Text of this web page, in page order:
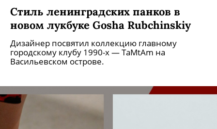
Стиль ленинградских панков в
новом лукбуке Gosha Rubchinskiy
Дизайнер посвятил коллекцию главному
городскому клубу 1990-х — TaMtAm на
Васильевском острове.